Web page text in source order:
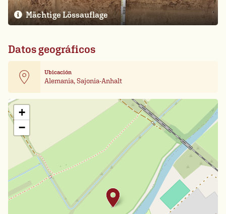
Mächtige Lössauflage
Datos geográficos
Ubicación
Alemania, Sajonia-Anhalt
+
−